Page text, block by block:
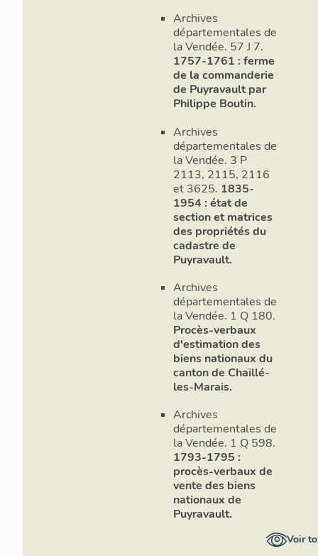
Archives
départementales de
la Vendée. 57 J 7.
1757-1761 : ferme
de la commanderie
de Puyravault par
Philippe Boutin.
Archives
départementales de
la Vendée. 3 P
2113, 2115, 2116
et 3625. 1835-
1954 : état de
section et matrices
des propriétés du
cadastre de
Puyravault.
Archives
départementales de
la Vendée. 1 Q 180.
Procès-verbaux
d'estimation des
biens nationaux du
canton de Chaillé-
les-Marais.
Archives
départementales de
la Vendée. 1 Q 598.
1793-1795 :
procès-verbaux de
vente des biens
nationaux de
Puyravault.
Voir